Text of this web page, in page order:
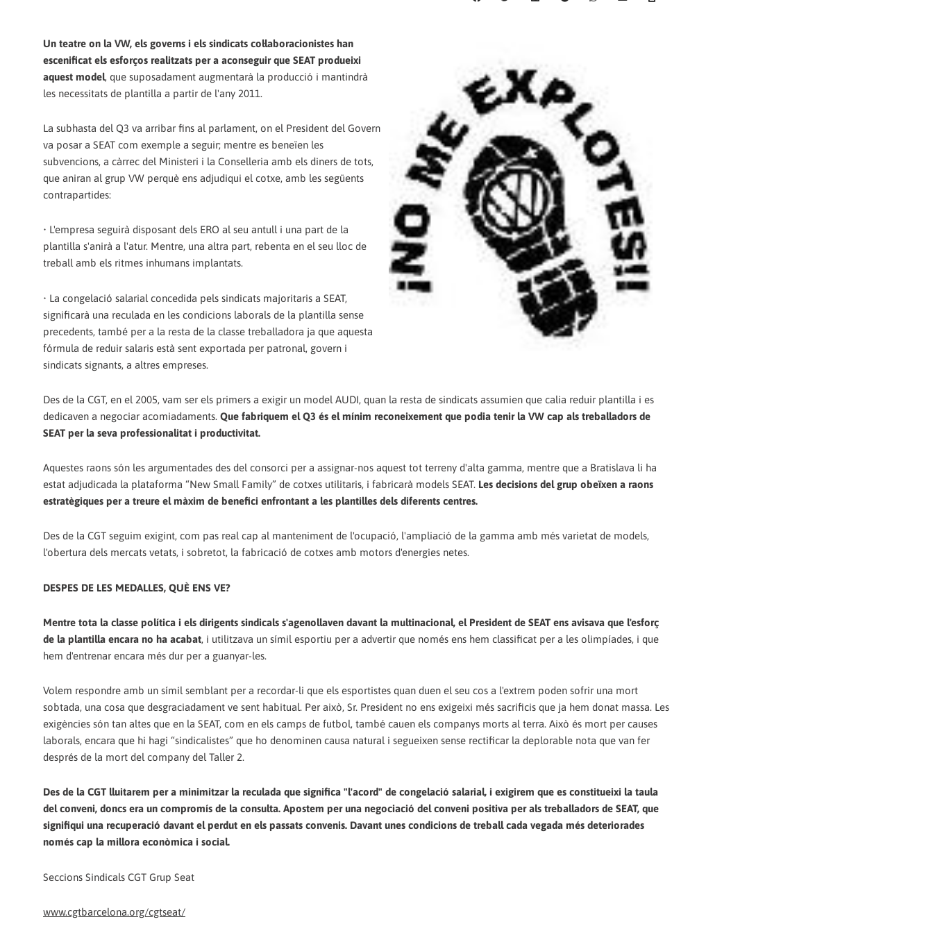
Un teatre on la VW, els governs i els sindicats col·laboracionistes han
escenificat els esforços realitzats per a aconseguir que SEAT produeixi
aquest model, que suposadament augmentarà la producció i mantindrà
les necessitats de plantilla a partir de l'any 2011.
La subhasta del Q3 va arribar fins al parlament, on el President del Govern
va posar a SEAT com exemple a seguir; mentre es beneïen les
subvencions, a càrrec del Ministeri i la Conselleria amb els diners de tots,
que aniran al grup VW perquè ens adjudiqui el cotxe, amb les següents
contrapartides:
• L'empresa seguirà disposant dels ERO al seu antull i una part de la
plantilla s'anirà a l'atur. Mentre, una altra part, rebenta en el seu lloc de
treball amb els ritmes inhumans implantats.
• La congelació salarial concedida pels sindicats majoritaris a SEAT,
significarà una reculada en les condicions laborals de la plantilla sense
precedents, també per a la resta de la classe treballadora ja que aquesta
fórmula de reduir salaris està sent exportada per patronal, govern i
sindicats signants, a altres empreses.
Des de la CGT, en el 2005, vam ser els primers a exigir un model AUDI, quan la resta de sindicats assumien que calia reduir plantilla i es
dedicaven a negociar acomiadaments. Que fabriquem el Q3 és el mínim reconeixement que podia tenir la VW cap als treballadors de
SEAT per la seva professionalitat i productivitat.
Aquestes raons són les argumentades des del consorci per a assignar-nos aquest tot terreny d'alta gamma, mentre que a Bratislava li ha
estat adjudicada la plataforma “New Small Family” de cotxes utilitaris, i fabricarà models SEAT. Les decisions del grup obeïxen a raons
estratègiques per a treure el màxim de benefici enfrontant a les plantilles dels diferents centres.
Des de la CGT seguim exigint, com pas real cap al manteniment de l'ocupació, l'ampliació de la gamma amb més varietat de models,
l'obertura dels mercats vetats, i sobretot, la fabricació de cotxes amb motors d'energies netes.
DESPES DE LES MEDALLES, QUÈ ENS VE?
Mentre tota la classe política i els dirigents sindicals s'agenollaven davant la multinacional, el President de SEAT ens avisava que l'esforç
de la plantilla encara no ha acabat, i utilitzava un símil esportiu per a advertir que només ens hem classificat per a les olimpíades, i que
hem d'entrenar encara més dur per a guanyar-les.
Volem respondre amb un símil semblant per a recordar-li que els esportistes quan duen el seu cos a l'extrem poden sofrir una mort
sobtada, una cosa que desgraciadament ve sent habitual. Per això, Sr. President no ens exigeixi més sacrificis que ja hem donat massa. Les
exigències són tan altes que en la SEAT, com en els camps de futbol, també cauen els companys morts al terra. Això és mort per causes
laborals, encara que hi hagi “sindicalistes” que ho denominen causa natural i segueixen sense rectificar la deplorable nota que van fer
després de la mort del company del Taller 2.
Des de la CGT lluitarem per a minimitzar la reculada que significa "l'acord" de congelació salarial, i exigirem que es constitueixi la taula
del conveni, doncs era un compromís de la consulta. Apostem per una negociació del conveni positiva per als treballadors de SEAT, que
signifiqui una recuperació davant el perdut en els passats convenis. Davant unes condicions de treball cada vegada més deteriorades
només cap la millora econòmica i social.
Seccions Sindicals CGT Grup Seat
www.cgtbarcelona.org/cgtseat/